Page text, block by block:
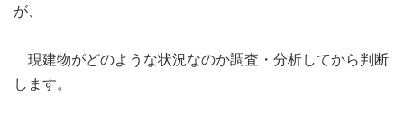
が、
現建物がどのような状況なのか調査・分析してから判断
します。